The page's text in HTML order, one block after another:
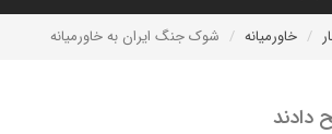
خاورمیانه شوک جنگ ایران به خاورمیانه
دادند